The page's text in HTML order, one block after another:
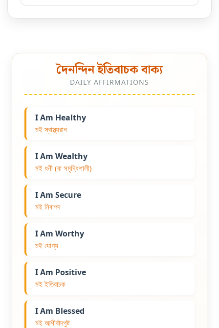
দৈনন্দিন ইতিবাচক বাক্য
DAILY AFFIRMATIONS
I Am Healthy
মই স্বাস্থ্যৱান
I Am Wealthy
মই ধনী (বা সমৃদ্ধিশালী)
I Am Secure
মই নিৰাপদ
I Am Worthy
মই যোগ্য
I Am Positive
মই ইতিবাচক
I Am Blessed
মই আশীৰ্বাদপুষ্ট